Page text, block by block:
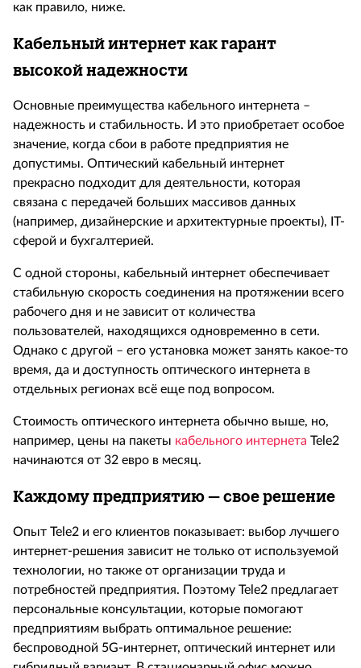
как правило, ниже.
Кабельный интернет как гарант
высокой надежности
Основные преимущества кабельного интернета –
надежность и стабильность. И это приобретает особое
значение, когда сбои в работе предприятия не
допустимы. Оптический кабельный интернет
прекрасно подходит для деятельности, которая
связана с передачей больших массивов данных
(например, дизайнерские и архитектурные проекты), IT-
сферой и бухгалтерией.
С одной стороны, кабельный интернет обеспечивает
стабильную скорость соединения на протяжении всего
рабочего дня и не зависит от количества
пользователей, находящихся одновременно в сети.
Однако с другой – его установка может занять какое-то
время, да и доступность оптического интернета в
отдельных регионах всё еще под вопросом.
Стоимость оптического интернета обычно выше, но,
например, цены на пакеты кабельного интернета Tele2
начинаются от 32 евро в месяц.
Каждому предприятию – свое решение
Опыт Tele2 и его клиентов показывает: выбор лучшего
интернет-решения зависит не только от используемой
технологии, но также от организации труда и
потребностей предприятия. Поэтому Tele2 предлагает
персональные консультации, которые помогают
предприятиям выбрать оптимальное решение:
беспроводной 5G-интернет, оптический интернет или